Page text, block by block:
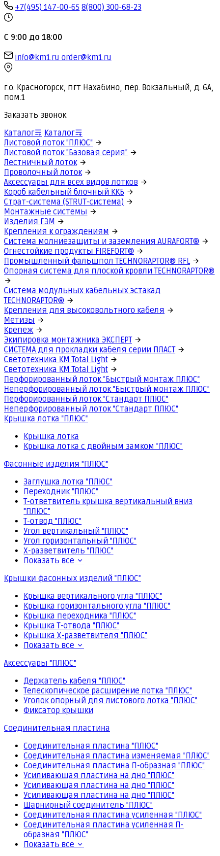
+7(495) 147-00-65 8(800) 300-68-23
С 9:00 до 18:00
info@km1.ru order@km1.ru
г.о. Красногорск, пгт Нахабино, пер. Вокзальный, д. 6А,
пом.1
Заказать звонок
Каталог
Каталог
Листовой лоток "ПЛЮС"
Листовой лоток "Базовая серия"
Лестничный лоток
Проволочный лоток
Аксессуары для всех видов лотков
Короб кабельный блочный ККБ
Страт-система (STRUT-система)
Монтажные системы
Изделия ГЭМ
Крепления к ограждениям
Система молниезащиты и заземления AURAFORT®
Огнестойкие продукты FIREFORT®
Промышленный фальшпол TECHNORAPTOR® RFL
Опорная система для плоской кровли TECHNORAPTOR®
Система модульных кабельных эстакад
TECHNORAPTOR®
Крепления для высоковольтного кабеля
Метизы
Крепеж
Экипировка монтажника ЭКСПЕРТ
СИСТЕМА для прокладки кабеля серии ПЛАСТ
Светотехника КМ Total Light
Светотехника КМ Total Light
Перфорированный лоток "Быстрый монтаж ПЛЮС"
Неперфорированный лоток "Быстрый монтаж ПЛЮС"
Перфорированный лоток "Стандарт ПЛЮС"
Неперфорированный лоток "Стандарт ПЛЮС"
Крышка лотка "ПЛЮС"
Крышка лотка
Крышка лотка с двойным замком "ПЛЮС"
Фасонные изделия "ПЛЮС"
Заглушка лотка "ПЛЮС"
Переходник "ПЛЮС"
Т-ответвитель крышка вертикальный вниз
"ПЛЮС"
Т-отвод "ПЛЮС"
Угол вертикальный "ПЛЮС"
Угол горизонтальный "ПЛЮС"
Х-разветвитель "ПЛЮС"
Показать все
Крышки фасонных изделий "ПЛЮС"
Крышка вертикального угла "ПЛЮС"
Крышка горизонтального угла "ПЛЮС"
Крышка переходника "ПЛЮС"
Крышка Т-отвода "ПЛЮС"
Крышка Х-разветвителя "ПЛЮС"
Показать все
Аксессуары "ПЛЮС"
Держатель кабеля "ПЛЮС"
Телескопическое расширение лотка "ПЛЮС"
Уголок опорный для листового лотка "ПЛЮС"
Фиксатор крышки
Соединительная пластина
Соединительная пластина "ПЛЮС"
Соединительная пластина изменяемая "ПЛЮС"
Соединительная пластина П-образная "ПЛЮС"
Усиливающая пластина на дно "ПЛЮС"
Усиливающая пластина на дно "ПЛЮС"
Усиливающая пластина на дно "ПЛЮС"
Шарнирный соединитель "ПЛЮС"
Соединительная пластина усиленная "ПЛЮС"
Соединительная пластина усиленная П-
образная "ПЛЮС"
Показать все